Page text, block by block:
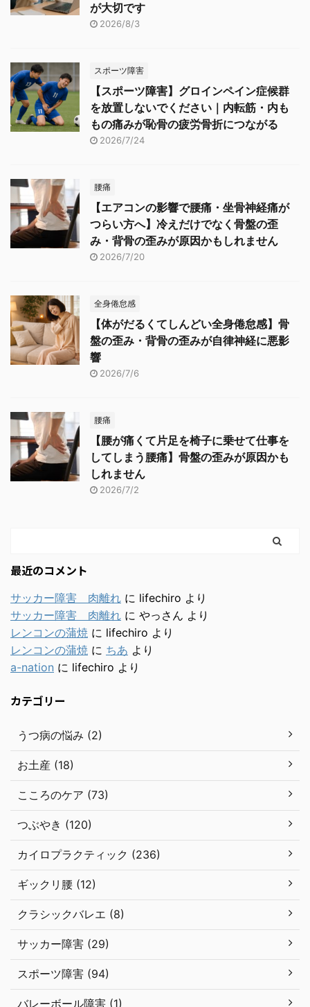
が大切です
2026/8/3
スポーツ障害
【スポーツ障害】グロインペイン症候群
を放置しないでください｜内転筋・内も
もの痛みが恥骨の疲労骨折につながる
2026/7/24
腰痛
【エアコンの影響で腰痛・坐骨神経痛が
つらい方へ】冷えだけでなく骨盤の歪
み・背骨の歪みが原因かもしれません
2026/7/20
全身倦怠感
【体がだるくてしんどい全身倦怠感】骨
盤の歪み・背骨の歪みが自律神経に悪影
響
2026/7/6
腰痛
【腰が痛くて片足を椅子に乗せて仕事を
してしまう腰痛】骨盤の歪みが原因かも
しれません
2026/7/2
最近のコメント
サッカー障害 肉離れ に lifechiro より
サッカー障害 肉離れ に やっさん より
レンコンの蒲焼 に lifechiro より
レンコンの蒲焼 に ちあ より
a-nation に lifechiro より
カテゴリー
うつ病の悩み (2)
お土産 (18)
こころのケア (73)
つぶやき (120)
カイロプラクティック (236)
ギックリ腰 (12)
クラシックバレエ (8)
サッカー障害 (29)
スポーツ障害 (94)
バレーボール障害 (1)